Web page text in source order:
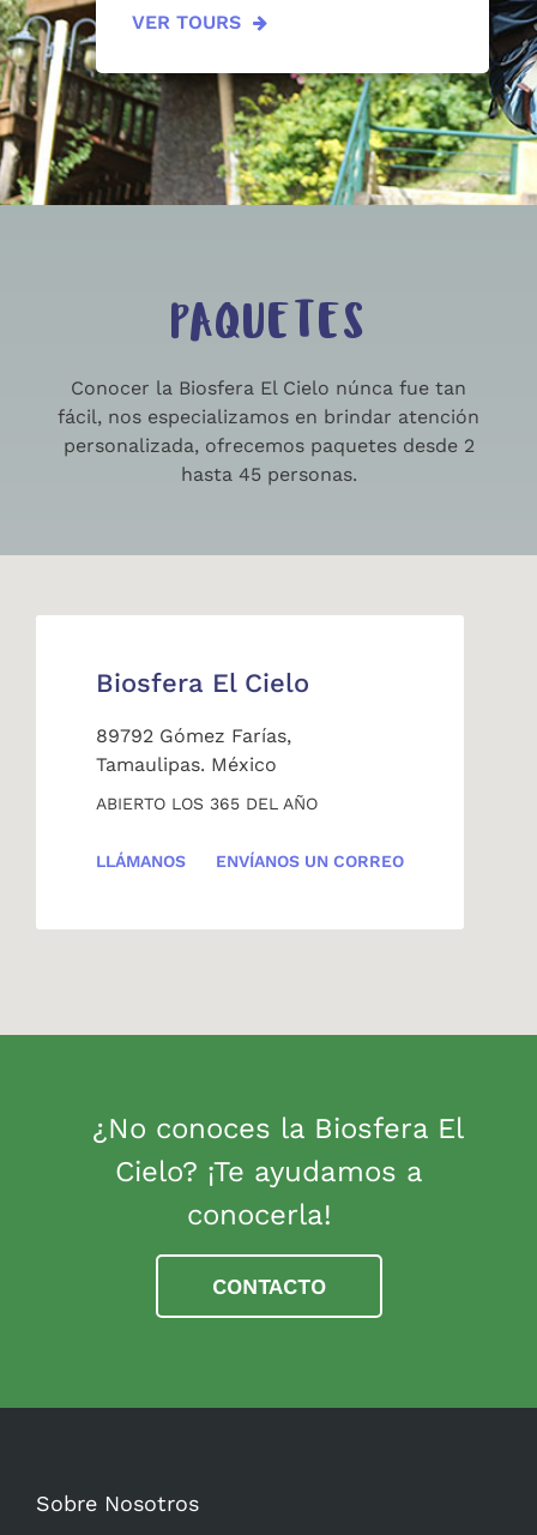
VER TOURS
PAQUETES
Conocer la Biosfera El Cielo núnca fue tan
fácil, nos especializamos en brindar atención
personalizada, ofrecemos paquetes desde 2
hasta 45 personas.
Biosfera El Cielo
89792 Gómez Farías,
Tamaulipas. México
ABIERTO LOS 365 DEL AÑO
LLÁMANOS ENVÍANOS UN CORREO
¿No conoces la Biosfera El
Cielo? ¡Te ayudamos a
conocerla!
CONTACTO
Sobre Nosotros